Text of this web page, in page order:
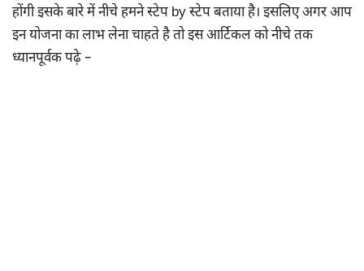
होंगी इसके बारे में नीचे हमने स्टेप by स्टेप बताया है। इसलिए अगर आप
इन योजना का लाभ लेना चाहते है तो इस आर्टिकल को नीचे तक
ध्यानपूर्वक पढ़े –